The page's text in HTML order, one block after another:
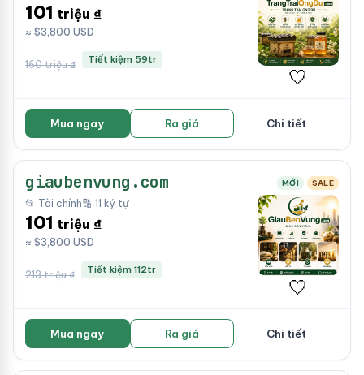
101 triệu ₫
≈ $3,800 USD
160 triệu ₫ Tiết kiệm 59tr
🤍
Mua ngay Ra giá Chi tiết
giaubenvung.com MỚI SALE
📂 Tài chính🔡 11 ký tự
101 triệu ₫
≈ $3,800 USD
213 triệu ₫ Tiết kiệm 112tr
🤍
Mua ngay Ra giá Chi tiết